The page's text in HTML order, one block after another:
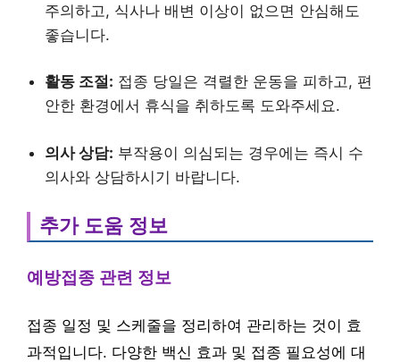
주의하고, 식사나 배변 이상이 없으면 안심해도
좋습니다.
활동 조절: 접종 당일은 격렬한 운동을 피하고, 편
안한 환경에서 휴식을 취하도록 도와주세요.
의사 상담: 부작용이 의심되는 경우에는 즉시 수
의사와 상담하시기 바랍니다.
추가 도움 정보
예방접종 관련 정보
접종 일정 및 스케줄을 정리하여 관리하는 것이 효
과적입니다. 다양한 백신 효과 및 접종 필요성에 대